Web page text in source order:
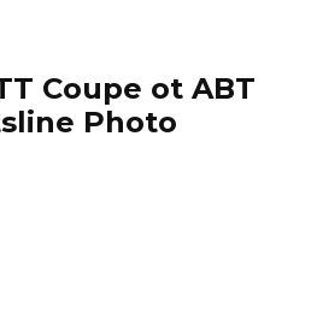
Coupe ot ABT
Photo